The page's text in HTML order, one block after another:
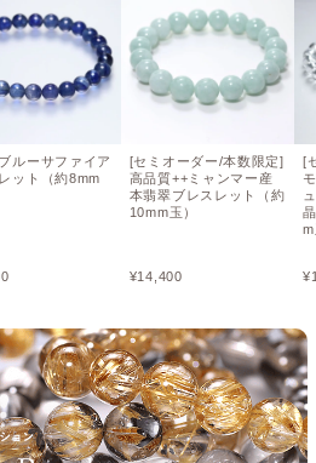
ルーサファイア
ット（約8mm
[セミオーダー/本数限定]
高品質++ミャンマー産
本翡翠ブレスレット（約
10mm玉）
¥14,400
[
¥